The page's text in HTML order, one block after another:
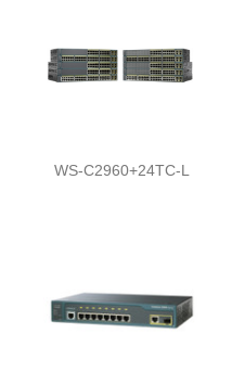
WS-C2960+24TC-L